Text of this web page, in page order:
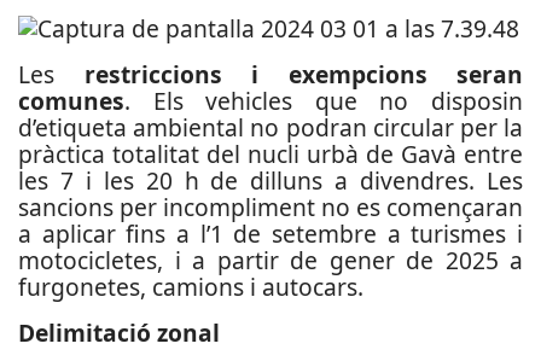
Les restriccions i exempcions seran
comunes. Els vehicles que no disposin
d’etiqueta ambiental no podran circular per la
pràctica totalitat del nucli urbà de Gavà entre
les 7 i les 20 h de dilluns a divendres. Les
sancions per incompliment no es començaran
a aplicar fins a l’1 de setembre a turismes i
motocicletes, i a partir de gener de 2025 a
furgonetes, camions i autocars.
Delimitació zonal